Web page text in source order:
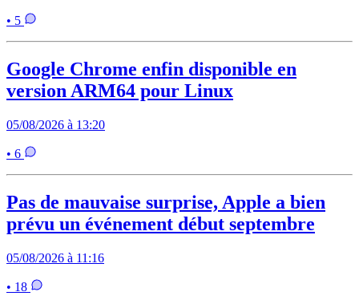
• 5
Google Chrome enfin disponible en
version ARM64 pour Linux
05/08/2026 à 13:20
• 6
Pas de mauvaise surprise, Apple a bien
prévu un événement début septembre
05/08/2026 à 11:16
• 18